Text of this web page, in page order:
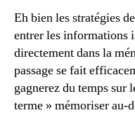
Eh bien les stratégies
entrer les informations
directement dans la
passage se fait
gagnerez du temps sur
terme » mémoriser au-